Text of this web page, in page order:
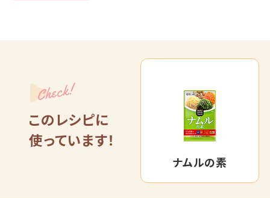
Check!
このレシピに
使っています！
ナムルの素